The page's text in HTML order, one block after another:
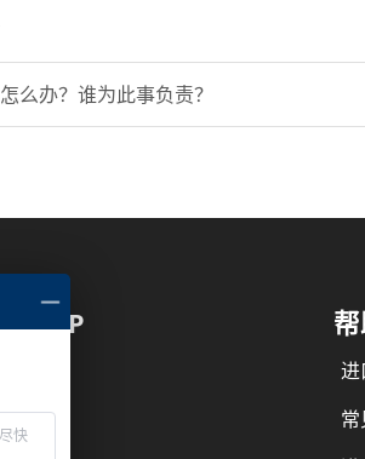
么办？谁为此事负责？
MAP
进